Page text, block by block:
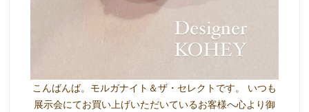
こんばんば。モルガナイト＆ザ・セレクトです。 いつも
展示会にてお買い上げいただいているお客様へ心より御